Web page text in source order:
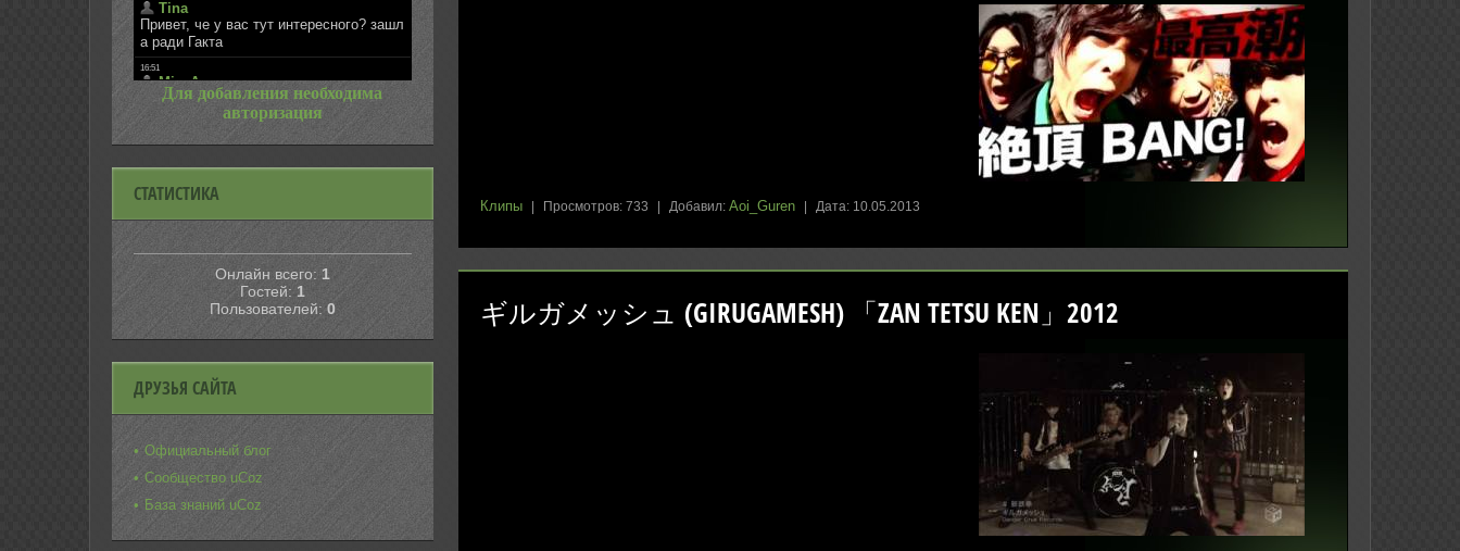
Клипы Просмотров: 733 Добавил: Aoi_Guren Дата: 10.05.2013
ギルガメッシュ (GIRUGAMESH) 「ZAN TETSU KEN」2012
Для добавления необходима
авторизация
СТАТИСТИКА
Онлайн всего: 1
Гостей: 1
Пользователей:0
ДРУЗЬЯ САЙТА
Официальный блог
Сообщество uCoz
База знаний uCoz